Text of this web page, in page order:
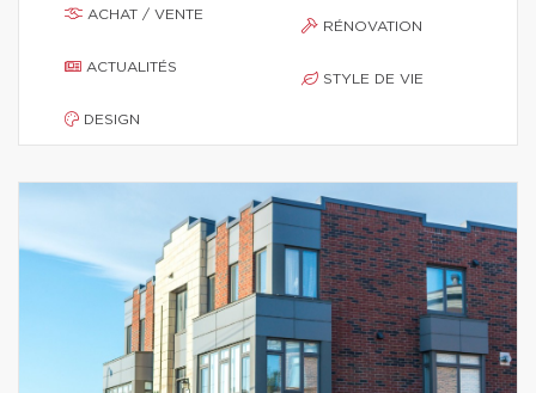
ACHAT / VENTE
ACTUALITÉS
DESIGN
RÉNOVATION
STYLE DE VIE